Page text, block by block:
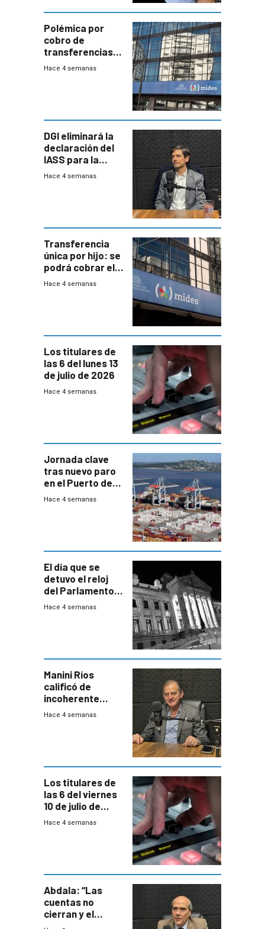
Polémica por
cobro de
transferencias
del Mides en
Hace 4 semanas
DGI eliminará la
declaración del
IASS para la
mayoría de los
Hace 4 semanas
Transferencia
única por hijo: se
podrá cobrar el
100% en efectivo
Hace 4 semanas
Los titulares de
las 6 del lunes 13
de julio de 2026
Hace 4 semanas
Jornada clave
tras nuevo paro
en el Puerto de
Montevideo
Hace 4 semanas
El día que se
detuvo el reloj
del Parlamento
para negociar
Hace 4 semanas
Manini Ríos
calificó de
incoherente
decisión de
Hace 4 semanas
Los titulares de
las 6 del viernes
10 de julio de
2026
Hace 4 semanas
Abdala: “Las
cuentas no
cierran y el
balance del